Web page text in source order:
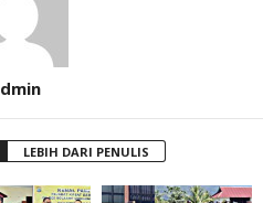
LEBIH DARI PENULIS